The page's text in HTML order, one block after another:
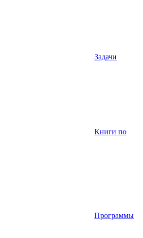
Задачи
Книги по
Программы